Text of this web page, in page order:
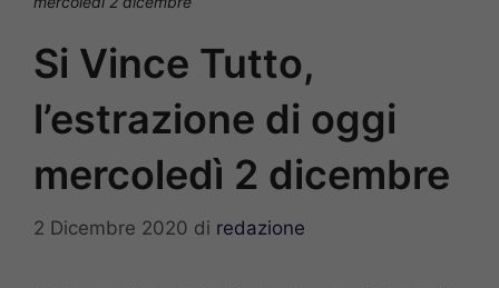
Si Vince Tutto,
l’estrazione di oggi
mercoledì 2 dicembre
2 Dicembre 2020 di redazione